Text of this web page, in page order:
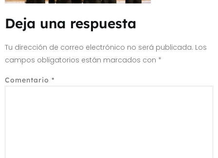
Deja una respuesta
Tu dirección de correo electrónico no será publicada. Los
campos obligatorios están marcados con *
Comentario *